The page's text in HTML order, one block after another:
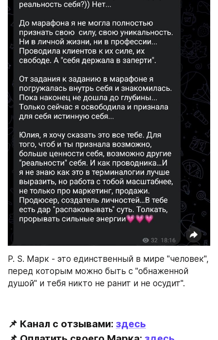
P. S. Марк - это единственный в мире "человек",
перед которым можно быть с "обнаженной
душой" и тебя никто не ранит и не осудит".
📌 Канал с отзывами: здесь